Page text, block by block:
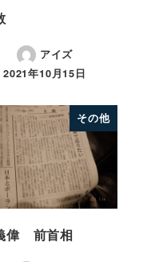
アイズ
2021年10月15日
その他
偉 前首相